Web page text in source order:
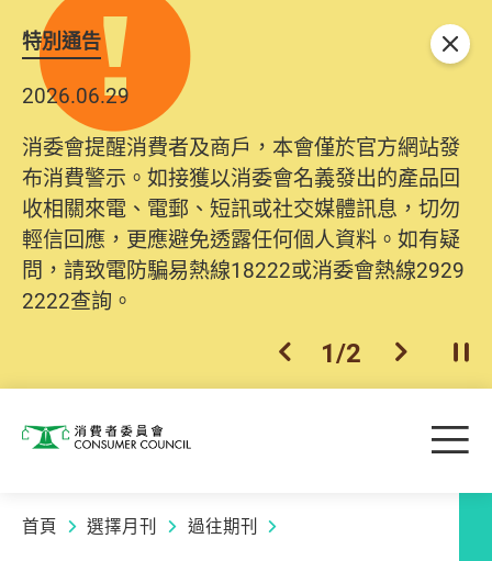
特別通告
2026.06.29
消委會提醒消費者及商戶，本會僅於官方網站發
布消費警示。如接獲以消委會名義發出的產品回
收相關來電、電郵、短訊或社交媒體訊息，切勿
輕信回應，更應避免透露任何個人資料。如有疑
問，請致電防騙易熱線18222或消委會熱線2929
2222查詢。
上一個
1/2 下一個開
關閉
消費者委員會 目
首頁 選擇月刊 過往期刊